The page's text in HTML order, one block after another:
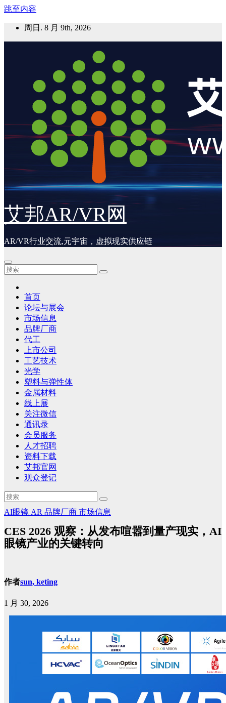
跳至内容
周日. 8 月 9th, 2026
艾邦AR/VR网
AR/VR行业交流,元宇宙，虚拟现实供应链
首页
论坛与展会
市场信息
品牌厂商
代工
上市公司
工艺技术
光学
塑料与弹性体
金属材料
线上展
关注微信
通讯录
会员服务
人才招聘
资料下载
艾邦官网
观众登记
AI眼镜 AR 品牌厂商 市场信息
CES 2026 观察：从发布喧嚣到量产现实，AI
眼镜产业的关键转向
作者sun, keting
1 月 30, 2026